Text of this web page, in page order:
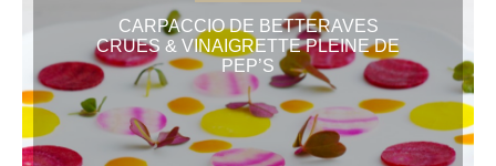
CARPACCIO DE BETTERAVES
CRUES & VINAIGRETTE PLEINE DE
PEP’S